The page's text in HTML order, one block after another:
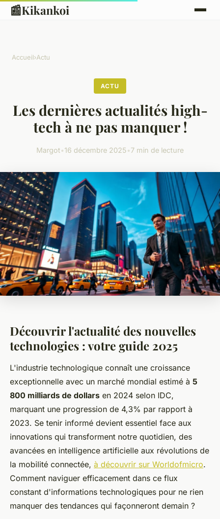
📰Kikankoi
Accueil›Actu
ACTU
Les dernières actualités high-
tech à ne pas manquer !
Margot•16 décembre 2025•7 min de lecture
Découvrir l'actualité des nouvelles
technologies : votre guide 2025
L'industrie technologique connaît une croissance
exceptionnelle avec un marché mondial estimé à 5
800 milliards de dollars en 2024 selon IDC,
marquant une progression de 4,3% par rapport à
2023. Se tenir informé devient essentiel face aux
innovations qui transforment notre quotidien, des
avancées en intelligence artificielle aux révolutions de
la mobilité connectée, à découvrir sur Worldofmicro.
Comment naviguer efficacement dans ce flux
constant d'informations technologiques pour ne rien
manquer des tendances qui façonneront demain ?